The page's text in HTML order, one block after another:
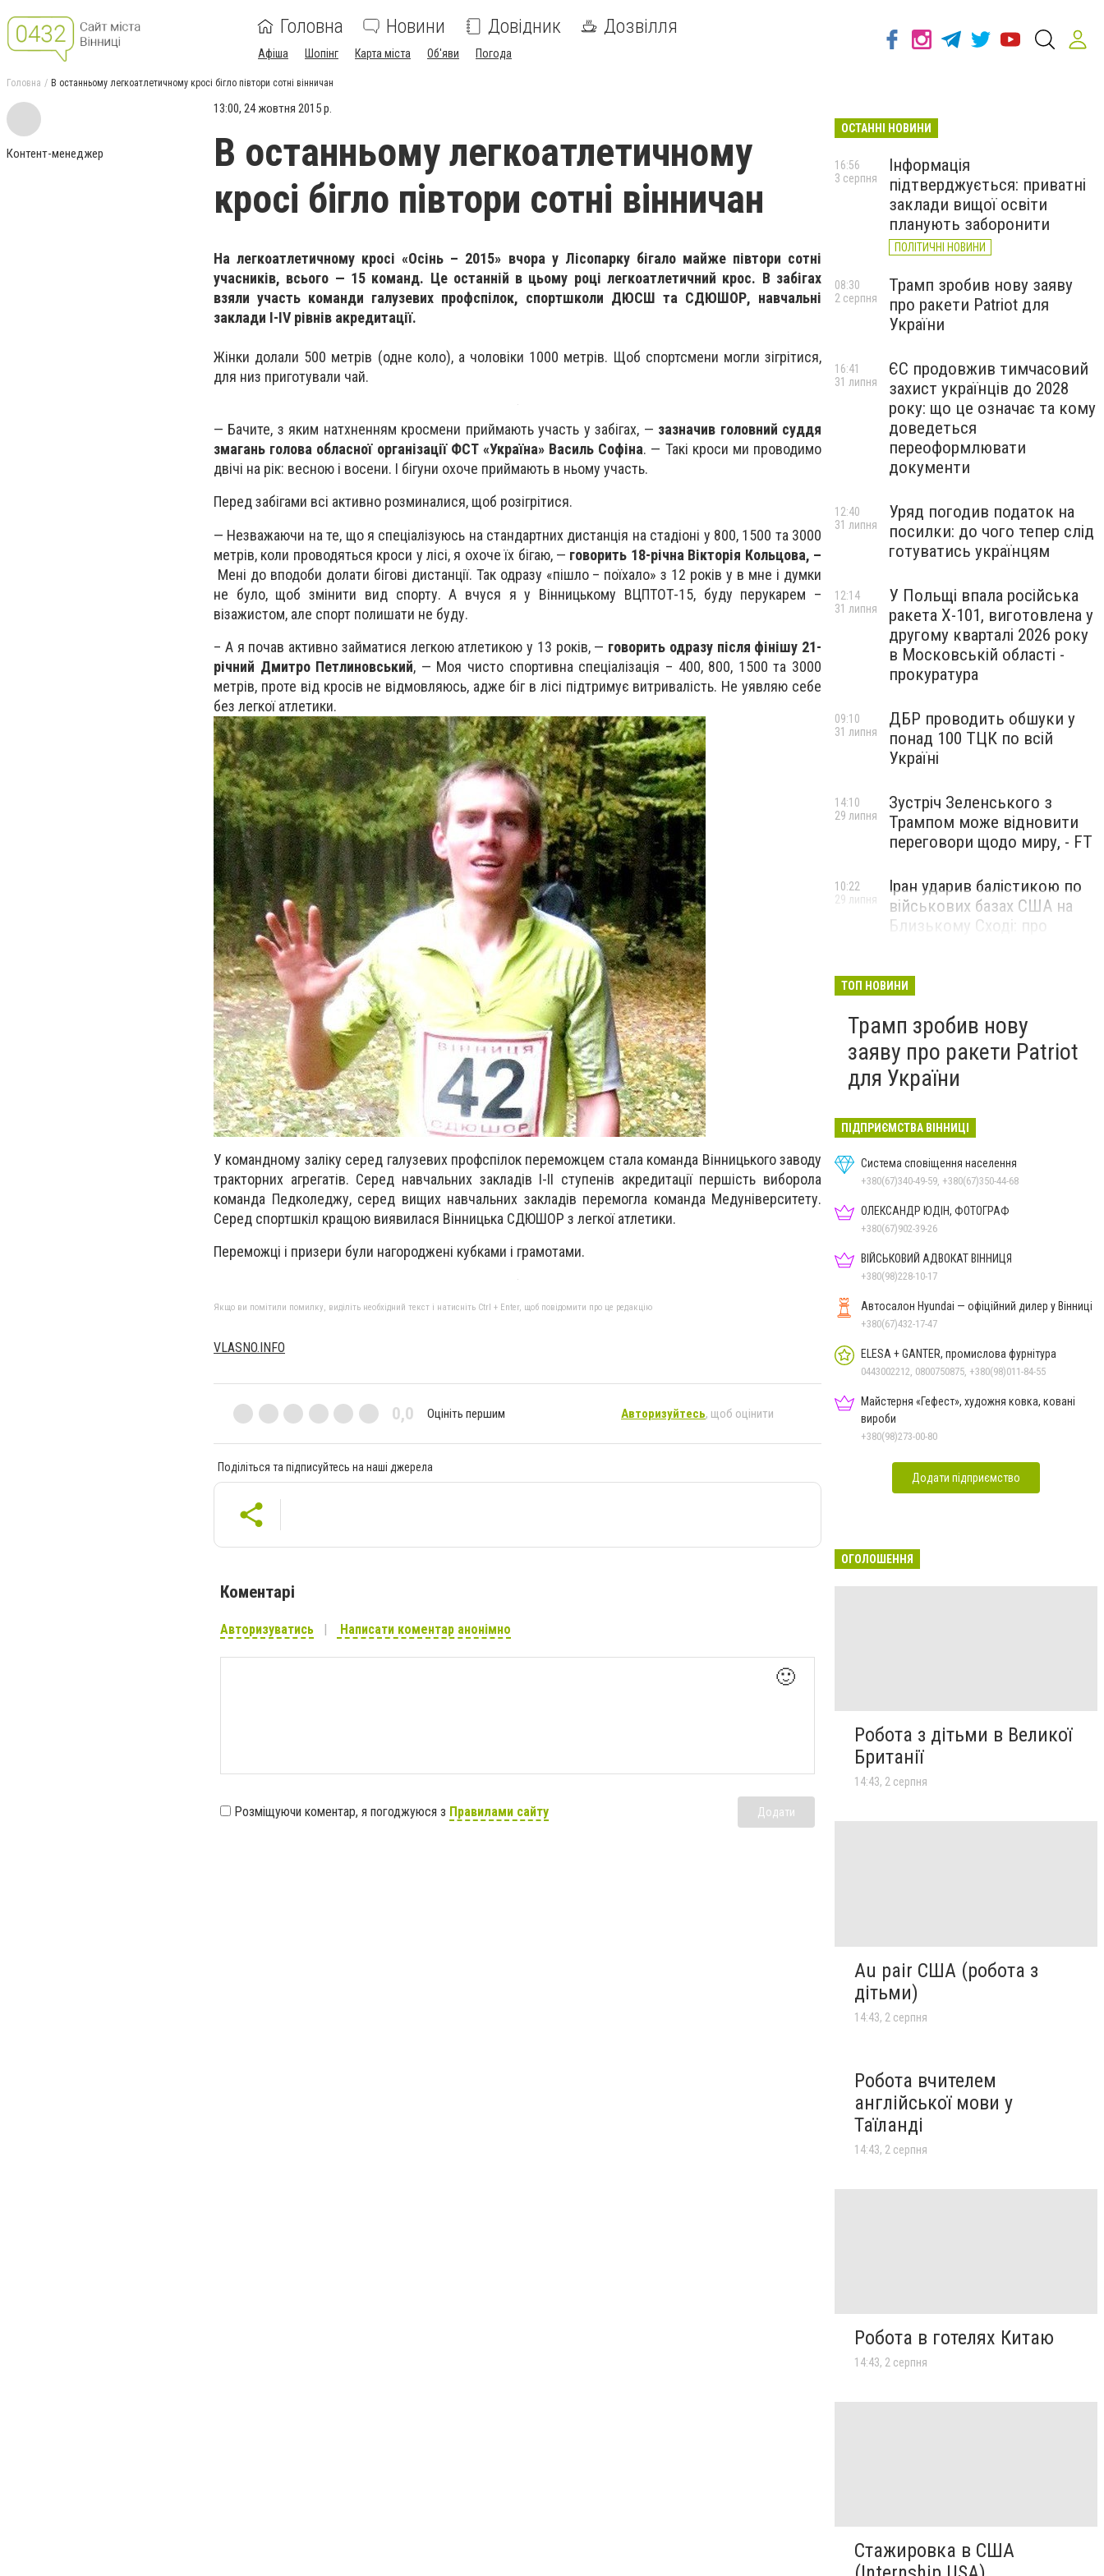
Головна Новини Довідник Дозвілля
Афіша Шопінг Карта міста Об'яви Погода
Головна В останньому легкоатлетичному кросі бігло півтори сотні вінничан
Контент-менеджер
13:00, 24 жовтня 2015 р.
В останньому легкоатлетичному
кросі бігло півтори сотні вінничан
На легкоатлетичному кросі «Осінь – 2015» вчора у Лісопарку бігало майже півтори сотні
учасників, всього — 15 команд. Це останній в цьому році легкоатлетичний крос. В забігах
взяли участь команди галузевих профспілок, спортшколи ДЮСШ та СДЮШОР, навчальні
заклади І-ІV рівнів акредитації.
Жінки долали 500 метрів (одне коло), а чоловіки 1000 метрів. Щоб спортсмени могли зігрітися,
для низ приготували чай.
— Бачите, з яким натхненням кросмени приймають участь у забігах, — зазначив головний суддя
змагань голова обласної організації ФСТ «Україна» Василь Софіна. — Такі кроси ми проводимо
двічі на рік: весною і восени. І бігуни охоче приймають в ньому участь.
Перед забігами всі активно розминалися, щоб розігрітися.
— Незважаючи на те, що я спеціалізуюсь на стандартних дистанція на стадіоні у 800, 1500 та 3000
метрів, коли проводяться кроси у лісі, я охоче їх бігаю, — говорить 18-річна Вікторія Кольцова, –
Мені до вподоби долати бігові дистанції. Так одразу «пішло – поїхало» з 12 років у в мне і думки
не було, щоб змінити вид спорту. А вчуся я у Вінницькому ВЦПТОТ-15, буду перукарем –
візажистом, але спорт полишати не буду.
– А я почав активно займатися легкою атлетикою у 13 років, — говорить одразу після фінішу 21-
річний Дмитро Петлиновський, — Моя чисто спортивна спеціалізація – 400, 800, 1500 та 3000
метрів, проте від кросів не відмовляюсь, адже біг в лісі підтримує витривалість. Не уявляю себе
без легкої атлетики.
У командному заліку серед галузевих профспілок переможцем стала команда Вінницького заводу
тракторних агрегатів. Серед навчальних закладів І-ІІ ступенів акредитації першість виборола
команда Педколеджу, серед вищих навчальних закладів перемогла команда Медуніверситету.
Серед спортшкіл кращою виявилася Вінницька СДЮШОР з легкої атлетики.
Переможці і призери були нагороджені кубками і грамотами.
Якщо ви помітили помилку, виділіть необхідний текст і натисніть Ctrl + Enter, щоб повідомити про це редакцію
VLASNO.INFO
0,0 Оцініть першим Авторизуйтесь, щоб оцінити
Поділіться та підписуйтесь на наші джерела
Коментарі
Авторизуватись Написати коментар анонімно
🙂
Розміщуючи коментар, я погоджуюся з Правилами сайту Додати
ОСТАННІ НОВИНИ
Інформація
підтверджується: приватні
заклади вищої освіти
планують заборонити
ПОЛІТИЧНІ НОВИНИ
16:56
3 серпня
Трамп зробив нову заяву
про ракети Patriot для
України
08:30
2 серпня
ЄС продовжив тимчасовий
захист українців до 2028
року: що це означає та кому
доведеться
переоформлювати
документи
16:41
31 липня
Уряд погодив податок на
посилки: до чого тепер слід
готуватись українцям
12:40
31 липня
У Польщі впала російська
ракета X-101, виготовлена у
другому кварталі 2026 року
в Московській області -
прокуратура
12:14
31 липня
ДБР проводить обшуки у
понад 100 ТЦК по всій
Україні
09:10
31 липня
Зустріч Зеленського з
Трампом може відновити
переговори щодо миру, - FT
14:10
29 липня
Іран ударив балістикою по
військових базах США на
Близькому Сході: про
10:22
29 липня
ТОП НОВИНИ
Трамп зробив нову
заяву про ракети Patriot
для України
ПІДПРИЄМСТВА ВІННИЦІ
Система сповіщення населення
+380(67)340-49-59, +380(67)350-44-68
ОЛЕКСАНДР ЮДІН, ФОТОГРАФ
+380(67)902-39-26
ВІЙСЬКОВИЙ АДВОКАТ ВІННИЦЯ
+380(98)228-10-17
Автосалон Hyundai — офіційний дилер у Вінниці
+380(67)432-17-47
ELESA + GANTER, промислова фурнітура
0443002212, 0800750875, +380(98)011-84-55
Майстерня «Гефест», художня ковка, ковані
вироби
+380(98)273-00-80
Додати підприємство
ОГОЛОШЕННЯ
Робота з дітьми в Великої
Британії
14:43, 2 серпня
Au pair США (робота з
дітьми)
14:43, 2 серпня
Робота вчителем
англійської мови у
Таїланді
14:43, 2 серпня
Робота в готелях Китаю
14:43, 2 серпня
Стажировка в США